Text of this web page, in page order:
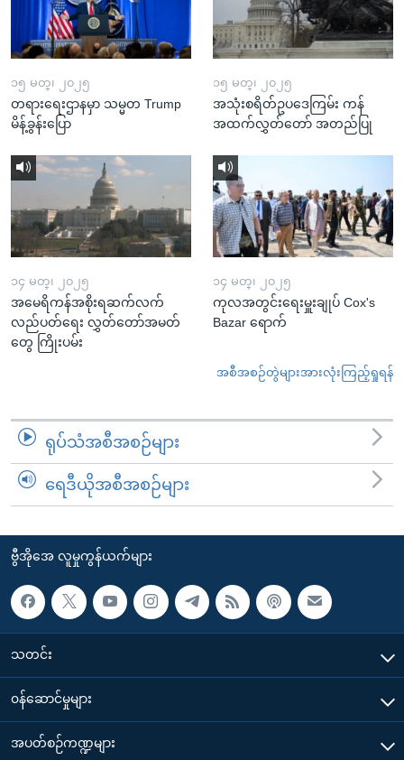
၁၅ မတ္၊ ၂၀၂၅
တရားရေးဌာနမှာ သမ္မတ Trump
မိန့်ခွန်းပြော
၁၅ မတ္၊ ၂၀၂၅
အသုံးစရိတ်ဥပဒေကြမ်း ကန်
အထက်လွှတ်တော် အတည်ပြု
၁၄ မတ္၊ ၂၀၂၅
အမေရိကန်အစိုးရဆက်လက်
လည်ပတ်ရေး လွှတ်တော်အမတ်
တွေ ကြိုးပမ်း
၁၄ မတ္၊ ၂၀၂၅
ကုလအတွင်းရေးမှူးချုပ် Cox's
Bazar ရောက်
အစီအစဉ်တွဲများအားလုံးကြည့်ရှုရန်
ရုပ်သံအစီအစဉ်များ
ရေဒီယိုအစီအစဉ်များ
ဗွီအိုအေ လူမှုကွန်ယက်များ
သတင်း
၀န်ဆောင်မှုများ
အပတ်စဉ်ကဏ္ဍများ